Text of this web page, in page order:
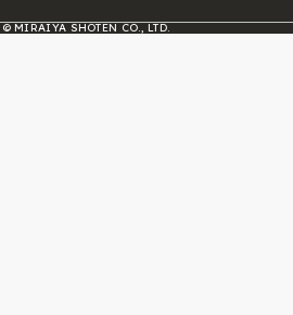
© MIRAIYA SHOTEN CO., LTD.